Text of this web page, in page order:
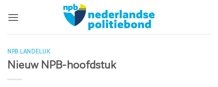
naar
NPB LANDELIJK
Nieuw NPB-hoofdstuk